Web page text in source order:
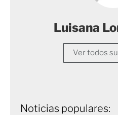
Luisana
Ver todos
Noticias populares: